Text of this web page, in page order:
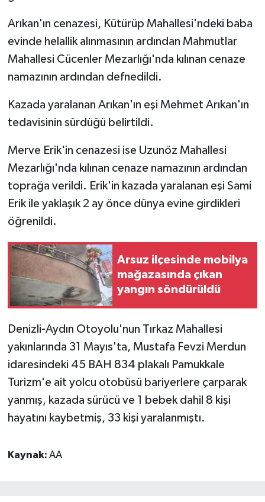
Arıkan'ın cenazesi, Kütürüp Mahallesi'ndeki baba
evinde helallik alınmasının ardından Mahmutlar
Mahallesi Cücenler Mezarlığı'nda kılınan cenaze
namazının ardından defnedildi.
Kazada yaralanan Arıkan'ın eşi Mehmet Arıkan'ın
tedavisinin sürdüğü belirtildi.
Merve Erik'in cenazesi ise Uzunöz Mahallesi
Mezarlığı'nda kılınan cenaze namazının ardından
toprağa verildi. Erik'in kazada yaralanan eşi Sami
Erik ile yaklaşık 2 ay önce dünya evine girdikleri
öğrenildi.
Arsuz ilçesinde mobilya
mağazasında çıkan
yangın söndürüldü
Denizli-Aydın Otoyolu'nun Tırkaz Mahallesi
yakınlarında 31 Mayıs'ta, Mustafa Fevzi Merdun
idaresindeki 45 BAH 834 plakalı Pamukkale
Turizm'e ait yolcu otobüsü bariyerlere çarparak
yanmış, kazada sürücü ve 1 bebek dahil 8 kişi
hayatını kaybetmiş, 33 kişi yaralanmıştı.
Kaynak: AA